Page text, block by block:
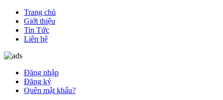
Trang chủ
Giới thiệu
Tin Tức
Liên hệ
Đăng nhập
Đăng ký
Quên mật khẩu?